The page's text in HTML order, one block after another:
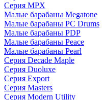
Серия MPX
Малые барабаны Megatone
Малые барабаны PC Drums
Малые барабаны PDP
Малые барабаны Peace
Малые барабаны Pearl
Серия Decade Maple
Серия Duoluxe
Серия Export
Серия Masters
Серия Modern Utility